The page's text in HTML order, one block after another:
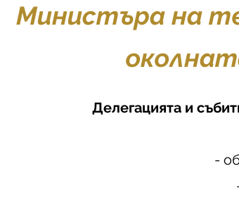
Министъра на
Делегацията и
-